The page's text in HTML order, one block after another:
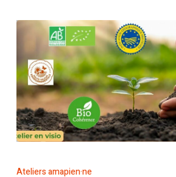
Ateliers amapien·ne